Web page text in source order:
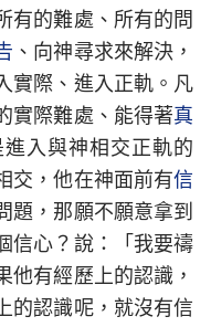
有的難處、所有的問
、向神尋求來解決，
實際、進入正軌。凡
實際難處、能得著真
入與神相交正軌的
交，他在神面前有信
題，那願不願意拿到
信心？說：「我要禱
他有經歷上的認識，
的認識呢，就沒有信